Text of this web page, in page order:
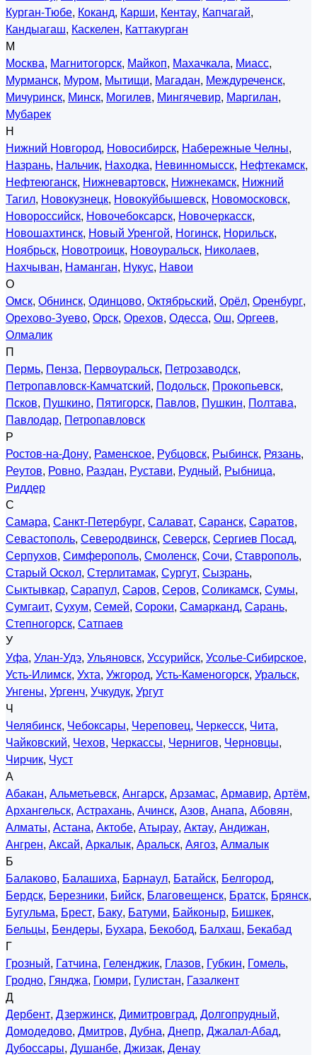
Курган-Тюбе, Коканд, Карши, Кентау, Капчагай,
Кандыагаш, Каскелен, Каттакурган
М
Москва, Магнитогорск, Майкоп, Махачкала, Миасс,
Мурманск, Муром, Мытищи, Магадан, Междуреченск,
Мичуринск, Минск, Могилев, Мингячевир, Маргилан,
Мубарек
Н
Нижний Новгород, Новосибирск, Набережные Челны,
Назрань, Нальчик, Находка, Невинномысск, Нефтекамск,
Нефтеюганск, Нижневартовск, Нижнекамск, Нижний
Тагил, Новокузнецк, Новокуйбышевск, Новомосковск,
Новороссийск, Новочебоксарск, Новочеркасск,
Новошахтинск, Новый Уренгой, Ногинск, Норильск,
Ноябрьск, Новотроицк, Новоуральск, Николаев,
Нахчыван, Наманган, Нукус, Навои
О
Омск, Обнинск, Одинцово, Октябрьский, Орёл, Оренбург,
Орехово-Зуево, Орск, Орехов, Одесса, Ош, Оргеев,
Олмалик
П
Пермь, Пенза, Первоуральск, Петрозаводск,
Петропавловск-Камчатский, Подольск, Прокопьевск,
Псков, Пушкино, Пятигорск, Павлов, Пушкин, Полтава,
Павлодар, Петропавловск
Р
Ростов-на-Дону, Раменское, Рубцовск, Рыбинск, Рязань,
Реутов, Ровно, Раздан, Рустави, Рудный, Рыбница,
Риддер
С
Самара, Санкт-Петербург, Салават, Саранск, Саратов,
Севастополь, Северодвинск, Северск, Сергиев Посад,
Серпухов, Симферополь, Смоленск, Сочи, Ставрополь,
Старый Оскол, Стерлитамак, Сургут, Сызрань,
Сыктывкар, Сарапул, Саров, Серов, Соликамск, Сумы,
Сумгаит, Сухум, Семей, Сороки, Самарканд, Сарань,
Степногорск, Сатпаев
У
Уфа, Улан-Удэ, Ульяновск, Уссурийск, Усолье-Сибирское,
Усть-Илимск, Ухта, Ужгород, Усть-Каменогорск, Уральск,
Унгены, Ургенч, Учкудук, Ургут
Ч
Челябинск, Чебоксары, Череповец, Черкесск, Чита,
Чайковский, Чехов, Черкассы, Чернигов, Черновцы,
Чирчик, Чуст
А
Абакан, Альметьевск, Ангарск, Арзамас, Армавир, Артём,
Архангельск, Астрахань, Ачинск, Азов, Анапа, Абовян,
Алматы, Астана, Актобе, Атырау, Актау, Андижан,
Ангрен, Аксай, Аркалык, Аральск, Аягоз, Алмалык
Б
Балаково, Балашиха, Барнаул, Батайск, Белгород,
Бердск, Березники, Бийск, Благовещенск, Братск, Брянск,
Бугульма, Брест, Баку, Батуми, Байконыр, Бишкек,
Бельцы, Бендеры, Бухара, Бекобод, Балхаш, Бекабад
Г
Грозный, Гатчина, Геленджик, Глазов, Губкин, Гомель,
Гродно, Гянджа, Гюмри, Гулистан, Газалкент
Д
Дербент, Дзержинск, Димитровград, Долгопрудный,
Домодедово, Дмитров, Дубна, Днепр, Джалал-Абад,
Дубоссары, Душанбе, Джизак, Денау